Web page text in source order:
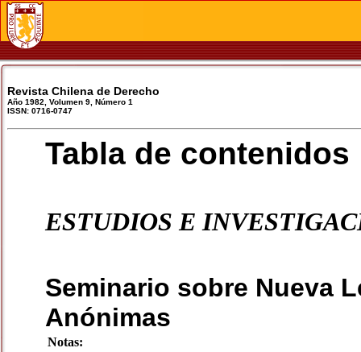
Revista Chilena de Derecho
Año 1982, Volumen 9, Número 1
ISSN: 0716-0747
Tabla de contenidos
ESTUDIOS E
Seminario sobre Nueva
Anónimas
Notas: